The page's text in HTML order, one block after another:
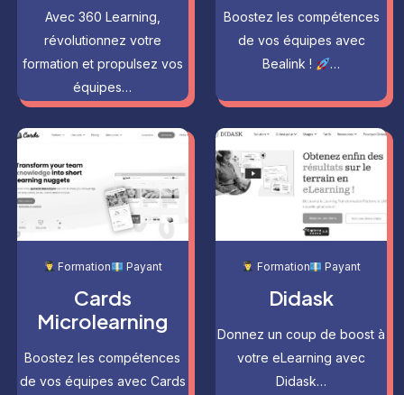
Avec 360 Learning,
révolutionnez votre
formation et propulsez vos
équipes…
Boostez les compétences
de vos équipes avec
Bealink !
…
Formation Payant
Cards
Microlearning
Boostez les compétences
de vos équipes avec Cards
Formation Payant
Didask
Donnez un coup de boost à
votre eLearning avec
Didask…